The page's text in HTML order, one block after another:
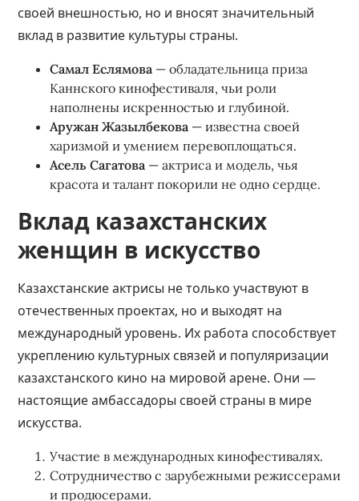
своей внешностью, но и вносят значительный
вклад в развитие культуры страны.
Самал Еслямова — обладательница приза
Каннского кинофестиваля, чьи роли
наполнены искренностью и глубиной.
Аружан Жазылбекова — известна своей
харизмой и умением перевоплощаться.
Асель Сагатова — актриса и модель, чья
красота и талант покорили не одно сердце.
Вклад казахстанских
женщин в искусство
Казахстанские актрисы не только участвуют в
отечественных проектах, но и выходят на
международный уровень. Их работа способствует
укреплению культурных связей и популяризации
казахстанского кино на мировой арене. Они —
настоящие амбассадоры своей страны в мире
искусства.
Участие в международных кинофестивалях.
Сотрудничество с зарубежными режиссерами
и продюсерами.